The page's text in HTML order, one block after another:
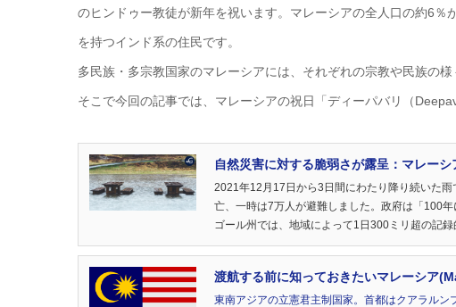
のヒンドゥー教徒が新年を祝います。マレーシアの全人口の約6
を持つインド系の住民です。
多民族・多宗教国家のマレーシアには、それぞれの宗教や民族の様
そこで今回の記事では、マレーシアの祝日「ディーパバリ（
自然災害に対する脆弱さが露呈：マレー
2021年12月17日から3日間にわたり降り続いた
亡、一時は7万人が避難しました。政府は「100
ゴール州では、地域によって1日300ミリ超の記
渡航する前に知っておきたいマレーシア
東南アジアの立憲君主制国家。首都はクアラルン